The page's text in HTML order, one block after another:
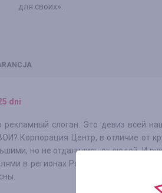
для своих».
dni
слоган. Это девиз всей
Корпорация Центр, в отличие от
но не отдалились от людей. И
в регионах России. Поэтому мы